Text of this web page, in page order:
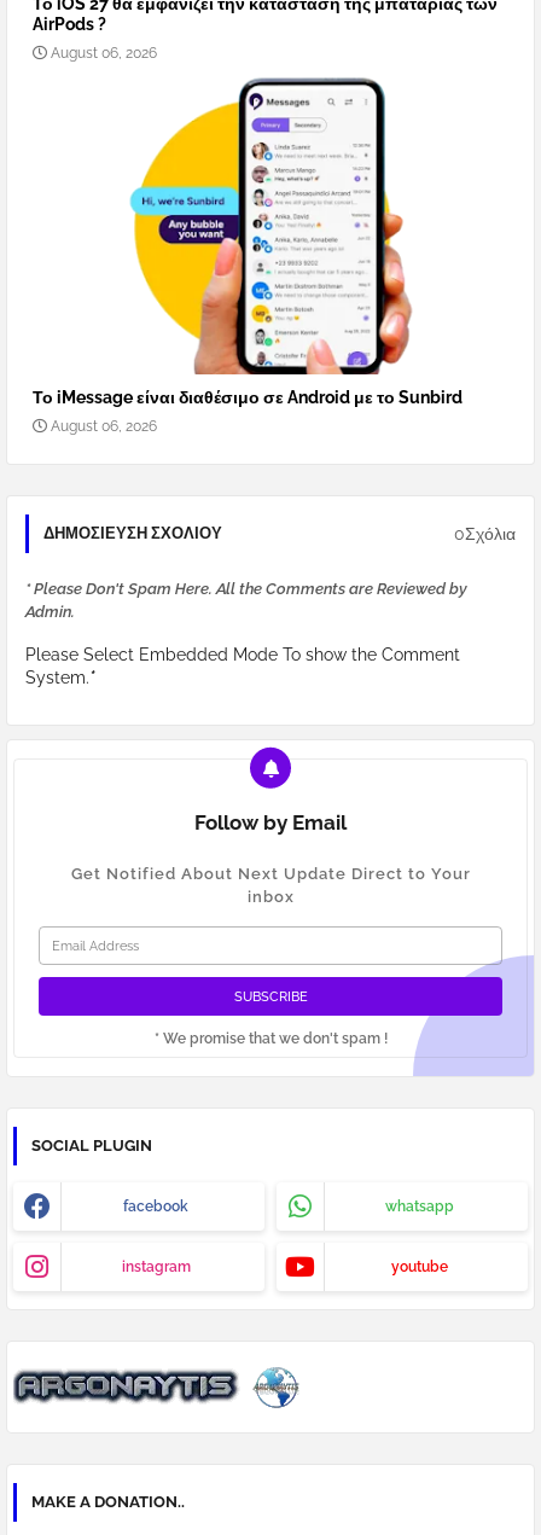
AirPods ?
August 06, 2026
Το iMessage είναι διαθέσιμο σε Android με το Sunbird
August 06, 2026
ΔΗΜΟΣΊΕΥΣΗ ΣΧΟΛΊΟΥ 0Σχόλια
* Please Don't Spam Here. All the Comments are Reviewed by
Admin.
Please Select Embedded Mode To show the Comment
System.*
Follow by Email
Get Notified About Next Update Direct to Your
inbox
* We promise that we don't spam !
SOCIAL PLUGIN
facebook whatsapp
instagram youtube
MAKE A DONATION..